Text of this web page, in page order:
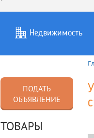
Недвижимость
Услуги
ПОДАТЬ
ОБЪЯВЛЕНИЕ
ТОВАРЫ